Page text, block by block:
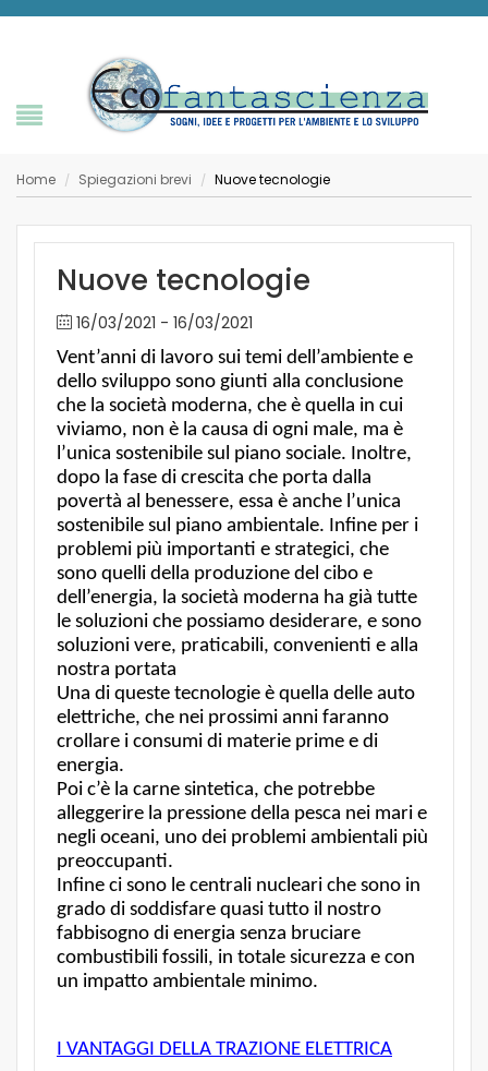
Home / Spiegazioni brevi / Nuove tecnologie
Nuove tecnologie
16/03/2021 - 16/03/2021
Vent’anni di lavoro sui temi dell’ambiente e
dello sviluppo sono giunti alla conclusione
che la società moderna, che è quella in cui
viviamo, non è la causa di ogni male, ma è
l’unica sostenibile sul piano sociale. Inoltre,
dopo la fase di crescita che porta dalla
povertà al benessere, essa è anche l’unica
sostenibile sul piano ambientale. Infine per i
problemi più importanti e strategici, che
sono quelli della produzione del cibo e
dell’energia, la società moderna ha già tutte
le soluzioni che possiamo desiderare, e sono
soluzioni vere, praticabili, convenienti e alla
nostra portata
Una di queste tecnologie è quella delle auto
elettriche, che nei prossimi anni faranno
crollare i consumi di materie prime e di
energia.
Poi c’è la carne sintetica, che potrebbe
alleggerire la pressione della pesca nei mari e
negli oceani, uno dei problemi ambientali più
preoccupanti.
Infine ci sono le centrali nucleari che sono in
grado di soddisfare quasi tutto il nostro
fabbisogno di energia senza bruciare
combustibili fossili, in totale sicurezza e con
un impatto ambientale minimo.
I VANTAGGI DELLA TRAZIONE ELETTRICA